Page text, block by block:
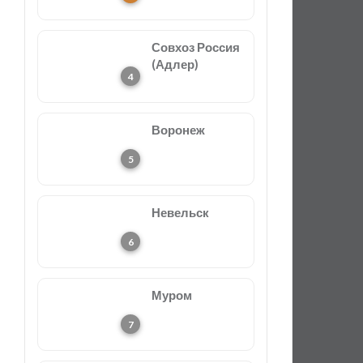
Совхоз Россия
(Адлер)
Воронеж
Невельск
Муром